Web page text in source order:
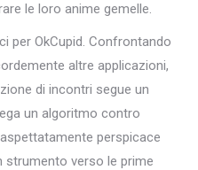
le loro anime gemelle.
per OkCupid. Confrontando
altre applicazioni,
di incontri segue un
un algoritmo contro
perspicace
strumento verso le prime